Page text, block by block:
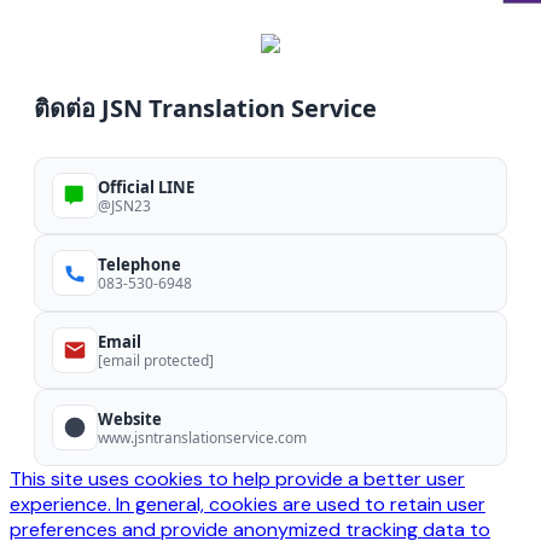
ติดต่อ JSN Translation Service
Official LINE
@JSN23
Telephone
083-530-6948
Email
[email protected]
Website
www.jsntranslationservice.com
This site uses cookies to help provide a better user
experience. In general, cookies are used to retain user
preferences and provide anonymized tracking data to